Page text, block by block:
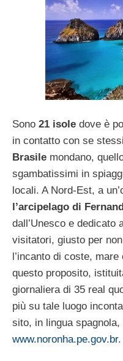
Sono 21 isole dove è
in contatto con se
Brasile mondano,
sgambatissimi in
locali. A Nord-Est, a
l’arcipelago di
dall’Unesco e dedicato
visitatori, giusto per
l’incanto di coste,
questo proposito,
giornaliera di 35 real
più su tale luogo
sito, in lingua spagnola,
www.noronha.pe.gov.br.